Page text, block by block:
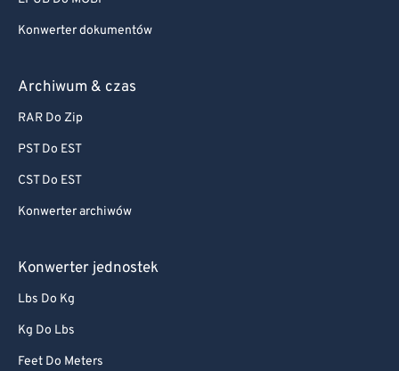
Konwerter dokumentów
Archiwum & czas
RAR Do Zip
PST Do EST
CST Do EST
Konwerter archiwów
Konwerter jednostek
Lbs Do Kg
Kg Do Lbs
Feet Do Meters